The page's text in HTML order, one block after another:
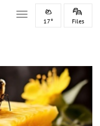
Toggle navigation
17° Files